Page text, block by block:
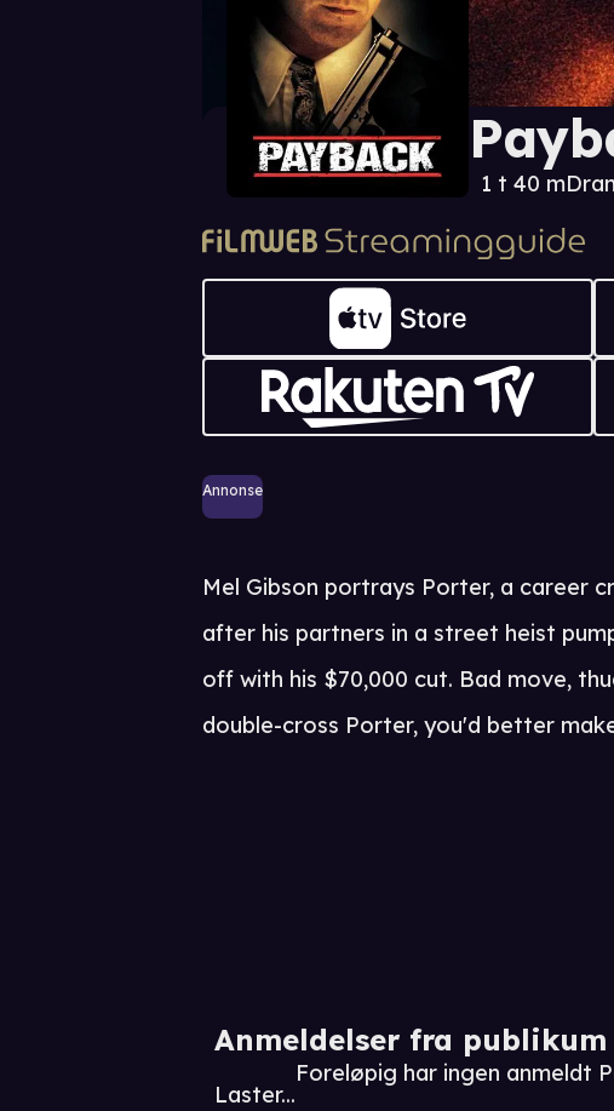
1 t 40 m
Annonse
Anmeldelser fra publikum
Laster...
Foreløpig har ingen anmeldt
Mel Gibson portrays Porter, a career
after his partners in a street heist
off with his $70,000 cut. Bad move,
double-cross Porter, you'd better